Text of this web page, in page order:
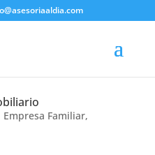
Empresa Familiar,